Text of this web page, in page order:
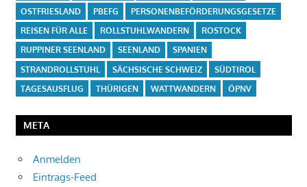
OSTFRIESLAND
PBEFG
PERSONENBEFÖRDERUNGSGESETZE
REISEN FÜR ALLE
ROLLSTUHLWANDERN
ROSTOCK
RUPPINER SEENLAND
SEENLAND
SPANIEN
STRANDROLLSTUHL
SÄCHSISCHE SCHWEIZ
SÜDTIROL
TAGESAUSFLUG
THÜRIGEN WATTWANDERN ÖPNV
META
Anmelden
Eintrags-Feed